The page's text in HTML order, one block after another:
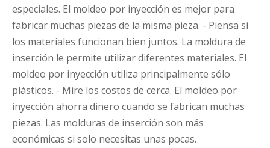
especiales. El moldeo por inyección es mejor para
fabricar muchas piezas de la misma pieza. - Piensa si
los materiales funcionan bien juntos. La moldura de
inserción le permite utilizar diferentes materiales. El
moldeo por inyección utiliza principalmente sólo
plásticos. - Mire los costos de cerca. El moldeo por
inyección ahorra dinero cuando se fabrican muchas
piezas. Las molduras de inserción son más
económicas si solo necesitas unas pocas.